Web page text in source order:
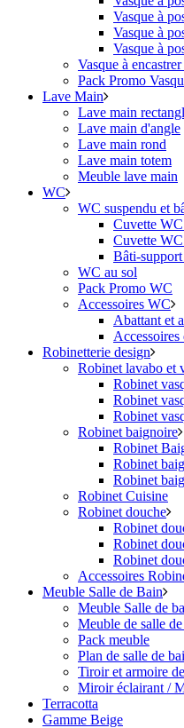
Vasque à
Vasque à
Vasque à
Vasque à
Pack Promo
Lave Main
Lave main
Lave main d'angle
Lave main rond
Lave main totem
Meuble lave main
WC
WC suspendu et
Cuvette WC
Cuvette
Bâti-
WC au sol
Pack Promo WC
Accessoires WC
Abattant et
Accessoires
Robinetterie design
Robinet lavabo et
Robinet
Robinet
Robinet
Robinet baignoire
Robinet
Robinet
Robinet
Robinet Cuisine
Robinet douche
Robinet
Robinet
Robinet
Accessoires
Meuble Salle de Bain
Meuble Salle de
Meuble de salle
Pack meuble
Plan de salle de
Tiroir et armoire
Miroir éclairant /
Terracotta
Gamme Beige